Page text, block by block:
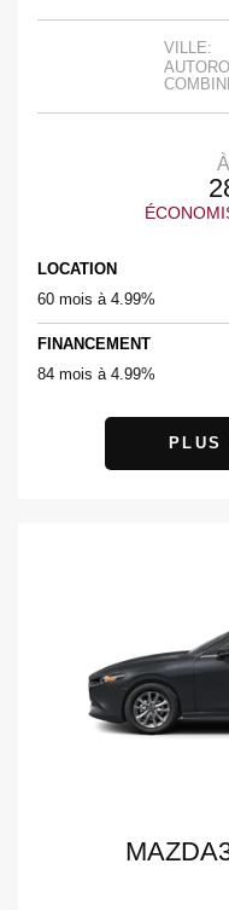
VILLE:
LOCATION
60 mois à 4.99%
FINANCEMENT
84 mois à 4.99%
PLUS